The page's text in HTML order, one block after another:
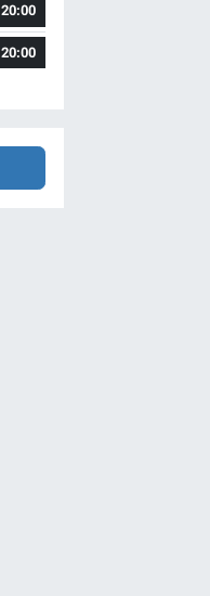
20:00
20:00